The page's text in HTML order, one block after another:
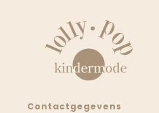
Contactgegevens